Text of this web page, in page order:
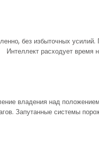
без избыточных
Интеллект расходует время
владения над
Запутанные системы